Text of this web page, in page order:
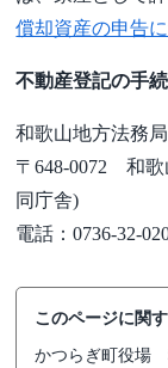
償却資産の申告
不動産登記の手
和歌山地方法務
〒648-0072 和歌
同庁舎)
電話：0736-32-
このページに関
かつらぎ町役場